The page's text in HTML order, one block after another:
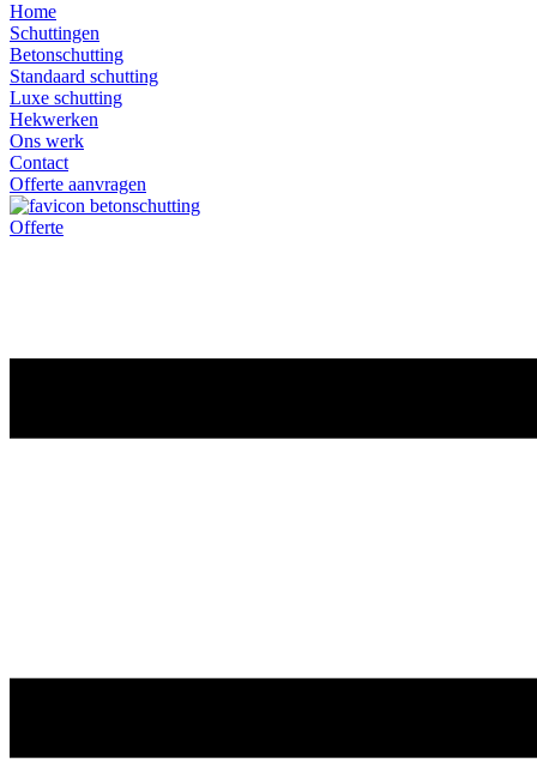
Home
Schuttingen
Betonschutting
Standaard schutting
Luxe schutting
Hekwerken
Ons werk
Contact
Offerte aanvragen
Offerte